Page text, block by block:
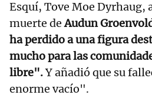
Esquí, Tove Moe Dyrhaug,
muerte deAudun
ha perdido a una figura
mucho para las
libre".Y añadió que su
enorme vacío".